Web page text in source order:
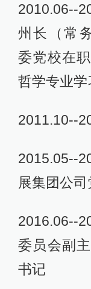
2010.06--
州长（常
委党校在
哲学专业学
2011.10--
2015.05--
展集团公
2016.06--
委员会副
书记